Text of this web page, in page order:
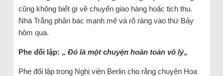
cũng không biết gì về chuyến giao hàng hoặc tịch thu.
Nhà Trắng phản bác mạnh mẽ và rõ ràng vào thứ Bảy
hôm qua.
Phe đối lập: „ Đó là một chuyện hoàn toàn vô lý„
Phe đối lập trong Nghị viện Berlin cho rằng chuyện Hoa